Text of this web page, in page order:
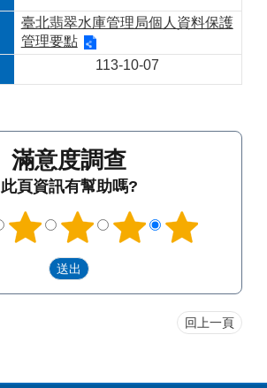
臺北翡翠水庫管理局個人資料保護
管理要點
113-10-07
滿意度調查
此頁資訊有幫助嗎?
回上一頁